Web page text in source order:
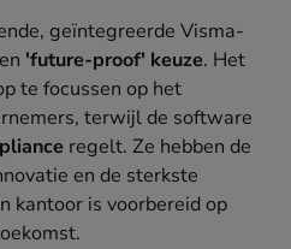
geïntegreerde Visma-
'future-proof' keuze. Het
te focussen op het
terwijl de software
regelt. Ze hebben de
en de sterkste
kantoor is voorbereid op